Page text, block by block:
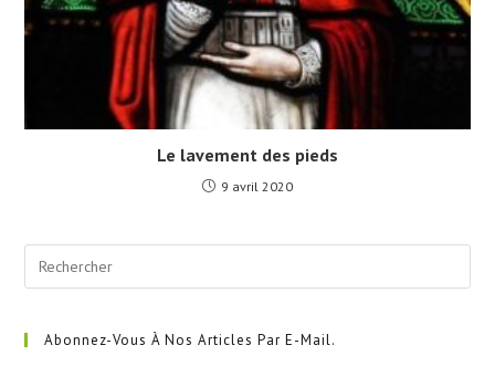
Le lavement des pieds
9 avril 2020
Abonnez-Vous À Nos Articles Par E-Mail.